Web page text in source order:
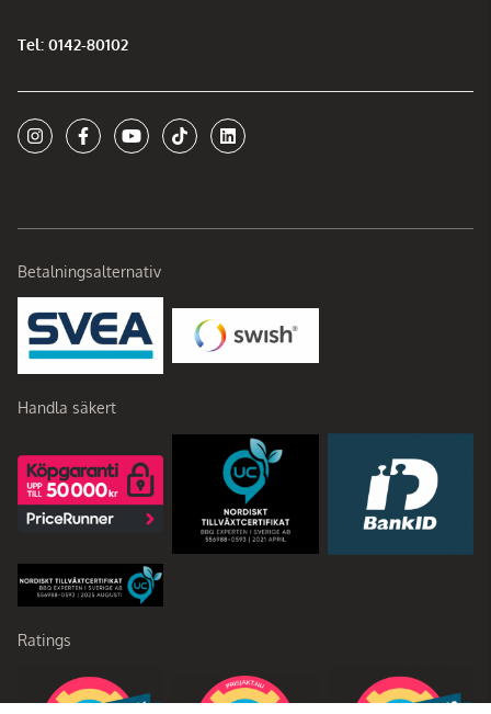
Tel: 0142-80102
Betalningsalternativ
Handla säkert
Ratings